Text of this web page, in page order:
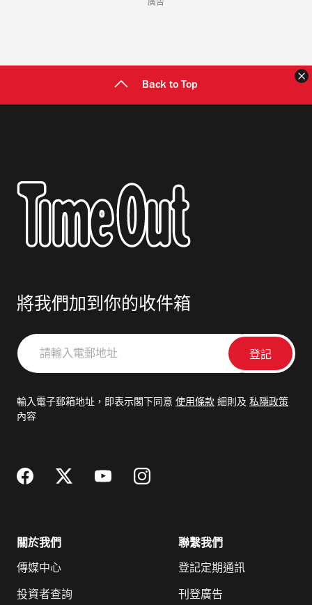
廣告
Back to Top
將我們加到你的收件箱
請
輸
郵
輸入電子郵箱地址，即表示閣下同意 使用條款 細則及 私隱政策
內容
關於我們
傳媒中心
投資者查詢
聯繫我們
登記定期通訊
刊登廣告